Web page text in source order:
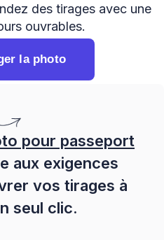
des tirages avec une
ouvrables.
la photo
pour passeport
aux exigences
vos tirages à
seul clic.